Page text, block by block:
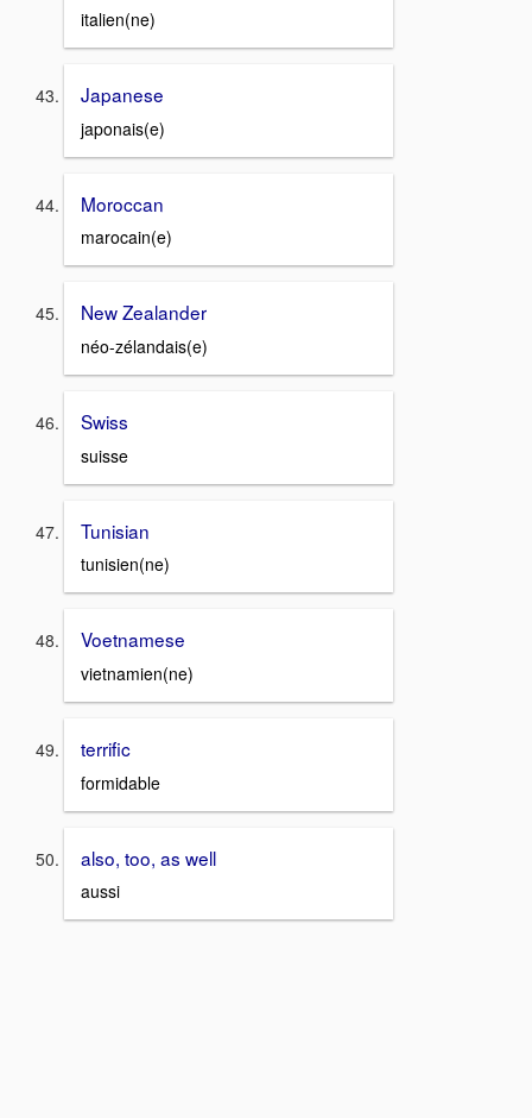
italien(ne)
Japanese
japonais(e)
Moroccan
marocain(e)
New Zealander
néo-zélandais(e)
Swiss
suisse
Tunisian
tunisien(ne)
Voetnamese
vietnamien(ne)
terrific
formidable
also, too, as well
aussi